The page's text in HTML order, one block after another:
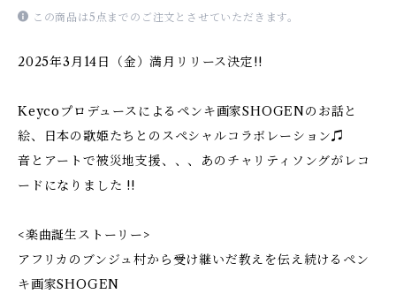
この商品は5点までのご注文とさせていただきます。
2025年3月14日（金）満月リリース決定!!
Keycoプロデュースによるペンキ画家SHOGENのお話と
絵、日本の歌姫たちとのスペシャルコラボレーション♫
音とアートで被災地支援、、、あのチャリティソングがレコ
ードになりました !!
<楽曲誕生ストーリー>
アフリカのブンジュ村から受け継いだ教えを伝え続けるペン
キ画家SHOGEN